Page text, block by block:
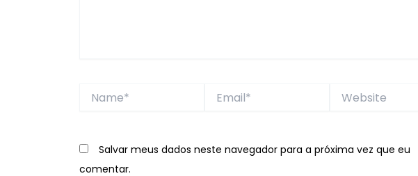
Website
Salvar meus dados neste navegador para a próxima vez que eu
comentar.